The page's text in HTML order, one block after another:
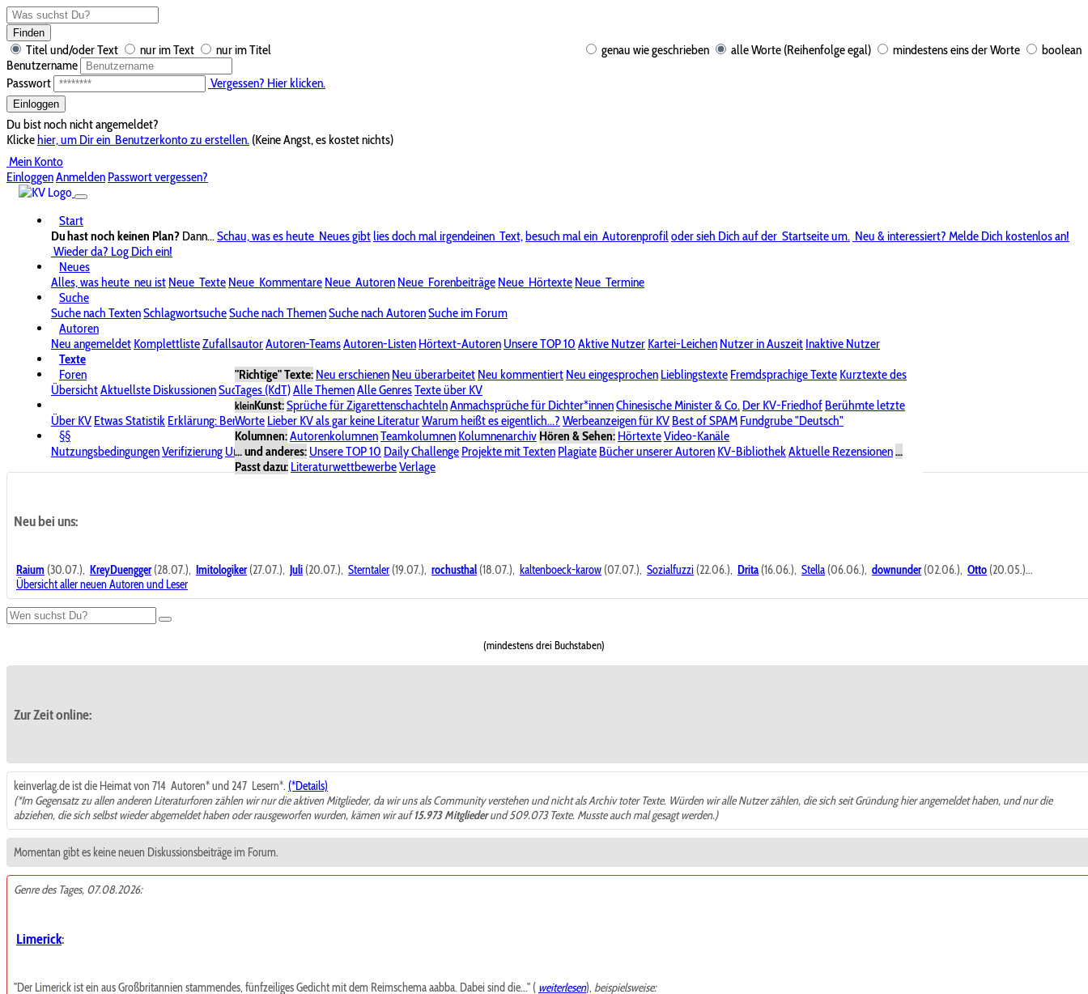
Finden
genau wie geschrieben alle Worte (Reihenfolge egal) mindestens eins der Worte boolean
Titel und/oder Text nur im Text
nur im Titel
Benutzername
Passwort
Vergessen? Hier klicken.
Einloggen
Du bist noch nicht angemeldet?
Klickehier, um Dir ein Benutzerkonto zu erstellen. (Keine Angst, es kostet nichts)
Mein Konto
EinloggenAnmelden Passwort vergessen?
Start
Du hast noch keinen Plan? Dann...Schau, was es heute Neues gibtlies doch mal irgendeinen Text,besuch mal ein Autorenprofiloder sieh Dich auf der Startseite um. Neu & interessiert? Melde Dich kostenlos an!
Wieder da? Log Dich ein!
Neues
Alles, was heute neu ist Neue Texte Neue Kommentare Neue Autoren Neue Forenbeiträge Neue Hörtexte Neue Termine
Suche
Suche nach TextenSchlagwortsucheSuche nach ThemenSuche nach AutorenSuche im Forum
Autoren
Neu angemeldet KomplettlisteZufallsautorAutoren-TeamsAutoren-Listen Hörtext-Autoren Unsere TOP 10 Aktive Nutzer Kartei-Leichen Nutzer in Auszeit Inaktive Nutzer
Texte
"Richtige" Texte: Neu erschienen Neu überarbeitet Neu kommentiert Neu eingesprochen Lieblingstexte Fremdsprachige Texte Kurztexte des
Tages (KdT)Alle ThemenAlle GenresTexte über KV
kleinKunst:Sprüche für ZigarettenschachtelnAnmachsprüche für Dichter*innenChinesische Minister & Co. Der KV-Friedhof Berühmte letzte
Worte Lieber KV als gar keine LiteraturWarum heißt es eigentlich...? Werbeanzeigen für KV Best of SPAM Fundgrube "Deutsch"
Kolumnen:AutorenkolumnenTeamkolumnen Kolumnenarchiv Hören & Sehen: HörtexteVideo-Kanäle
... und anderes: Unsere TOP 10 Daily Challenge Projekte mit Texten Plagiate Bücher unserer Autoren KV-BibliothekAktuelle Rezensionen...
Passt dazu: LiteraturwettbewerbeVerlage
Foren
ÜbersichtAktuellste DiskussionenSuche im ForumBereich "KV-Board"Bereich "Literatur & Schreiberei"
Über KV Etwas Statistik Erklärung: BenutzersymboleSpende für KV Unsere SpenderlisteAlle Wege führen zu KVPasswort vergessen?
§§
NutzungsbedingungenVerifizierung UrheberrechtAvatare & BilderStalkingDatenschutzerklärungImpressum
Neu bei uns:
Raium (30.07.), KreyDuengger(28.07.), Imitologiker(27.07.), Juli (20.07.), Sterntaler (19.07.), rochusthal (18.07.), kaltenboeck-karow (07.07.), Sozialfuzzi (22.06.), Drita (16.06.), Stella (06.06.), downunder(02.06.), Otto (20.05.)...
Übersicht aller neuen Autoren und Leser
(mindestens drei Buchstaben)
Zur Zeit online:
keinverlag.de ist die Heimat von 714 Autoren* und 247 Lesern*. (*Details)
(*Im Gegensatz zu allen anderen Literaturforen zählen wir nur die aktiven Mitglieder, da wir uns als Community verstehen und nicht als Archiv toter Texte. Würden wir alle Nutzer zählen, die sich seit Gründung hier angemeldet haben, und nur die
abziehen, die sich selbst wieder abgemeldet haben oder rausgeworfen wurden, kämen wir auf15.973 Mitgliederund 509.073 Texte. Musste auch mal gesagt werden.)
Momentan gibt es keine neuen Diskussionsbeiträge im Forum.
Genre des Tages, 07.08.2026:
Limerick:
"Der Limerick ist ein aus Großbritannien stammendes, fünfzeiliges Gedicht mit dem Reimschema aabba. Dabei sind die..." ( weiterlesen),beispielsweise: